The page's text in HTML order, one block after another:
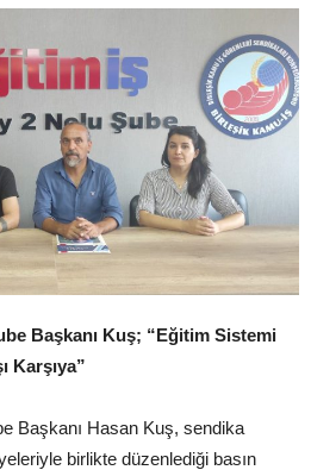
Başkanı Kuş; “Eğitim Sistemi
Karşıya”
Başkanı Hasan Kuş, sendika
birlikte düzenlediği basın